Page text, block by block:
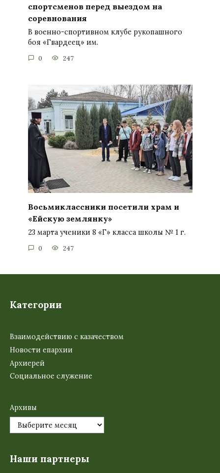
спортсменов перед выездом на
соревнования
В военно-спортивном клубе рукопашного
боя «Гвардеец» им.
0 247
Восьмиклассники посетили храм и
«Ейскую землянку»
23 марта ученики 8 «Г» класса школы № 1 г.
0 247
Категории
Взаимодействию с казачеством
Новости епархии
Архиерей
Социальное служение
Архивы
Наши партнеры